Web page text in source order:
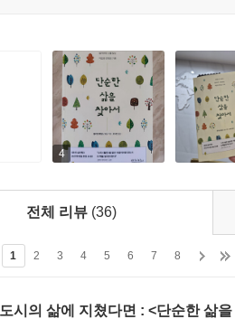
4
전체 리뷰 (36)
1 2 3 4 5 6 7 8
도시의 삶에 지쳤다면 : <단순한 삶